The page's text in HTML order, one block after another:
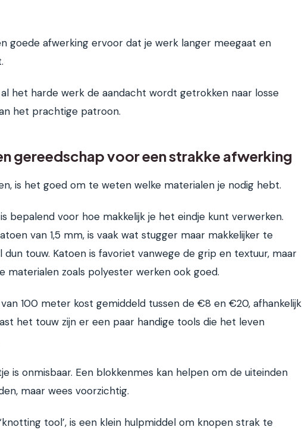
goede afwerking ervoor dat je werk langer meegaat en
het harde werk de aandacht wordt getrokken naar losse
het prachtige patroon.
gereedschap voor een strakke afwerking
is het goed om te weten welke materialen je nodig hebt.
bepalend voor hoe makkelijk je het eindje kunt verwerken.
van 1,5 mm, is vaak wat stugger maar makkelijker te
touw. Katoen is favoriet vanwege de grip en textuur, maar
materialen zoals polyester werken ook goed.
100 meter kost gemiddeld tussen de €8 en €20, afhankelijk
het touw zijn er een paar handige tools die het leven
is onmisbaar. Een blokkenmes kan helpen om de uiteinden
maar wees voorzichtig.
tool’, is een klein hulpmiddel om knopen strak te